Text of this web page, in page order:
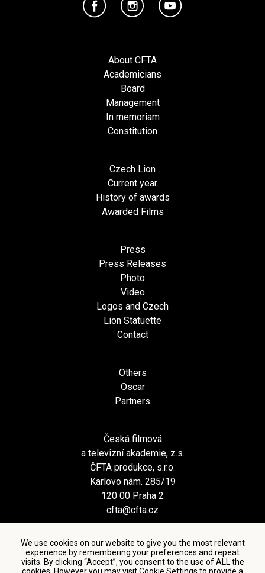
We use cookies on our website to give you the most relevant
experience by remembering your preferences and repeat
visits. By clicking “Accept”, you consent to the use of ALL the
About CFTA
Academicians
Board
Management
In memoriam
Constitution
Czech Lion
Current year
History of awards
Awarded Films
Press
Press Releases
Photo
Video
Logos and Czech
Lion Statuette
Contact
Others
Oscar
Partners
Česká filmová
a televizní akademie, z.s.
ČFTA produkce, s.r.o.
Karlovo nám. 285/19
120 00 Praha 2
cfta@cfta.cz